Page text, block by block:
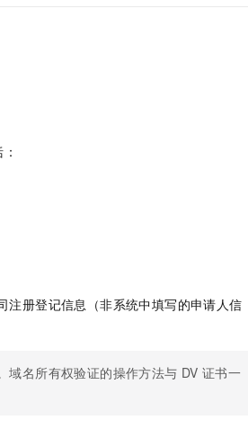
注册登记信息（非系统中填写的申请人信
域名所有权验证的操作方法与 DV 证书一